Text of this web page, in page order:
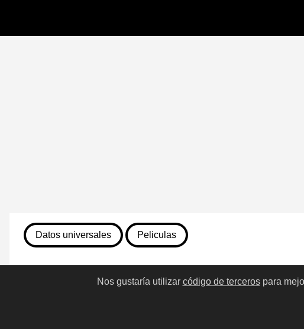
Datos universales Peliculas
13 de julio de 2026Nos gustaría utilizar código de tercerospara